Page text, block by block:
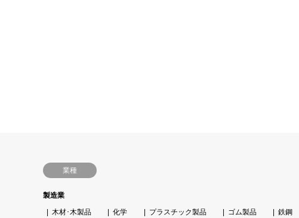
業種
製造業
木材･木製品
化学 プラスチック製品 ゴム製品 鉄鋼